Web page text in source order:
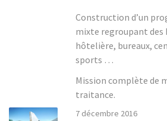
Construction d’un
mixte regroupant des
hôtelière, bureaux,
sports …
Mission complète de
traitance.
7 décembre 2016